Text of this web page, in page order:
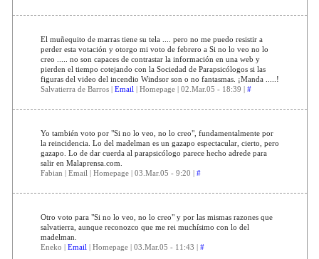
El muñequito de marras tiene su tela .... pero no me puedo resistir a
perder esta votación y otorgo mi voto de febrero a Si no lo veo no lo
creo ..... no son capaces de contrastar la información en una web y
pierden el tiempo cotejando con la Sociedad de Parapsicólogos si las
figuras del video del incendio Windsor son o no fantasmas. ¡Manda .....!
Salvatierra de Barros | Email | Homepage | 02.Mar.05 - 18:39 | #
Yo también voto por "Si no lo veo, no lo creo", fundamentalmente por
la reincidencia. Lo del madelman es un gazapo espectacular, cierto, pero
gazapo. Lo de dar cuerda al parapsicólogo parece hecho adrede para
salir en Malaprensa.com.
Fabian | Email | Homepage | 03.Mar.05 - 9:20 | #
Otro voto para "Si no lo veo, no lo creo" y por las mismas razones que
salvatierra, aunque reconozco que me rei muchísimo con lo del
madelman.
Eneko | Email | Homepage | 03.Mar.05 - 11:43 | #